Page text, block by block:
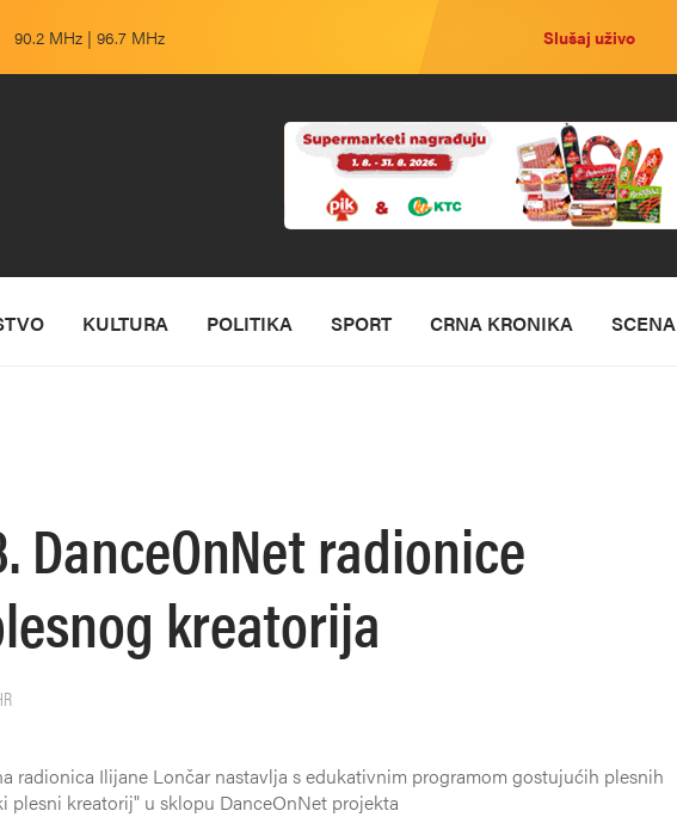
90.2 MHz | 96.7 MHz Slušaj uživo
KULTURA POLITIKA SPORT CRNA KRONIKA SCENA
DanceOnNet radionice
kreatorija
radionica Ilijane Lončar nastavlja s edukativnim programom gostujućih plesnih
plesni kreatorij" u sklopu DanceOnNet projekta